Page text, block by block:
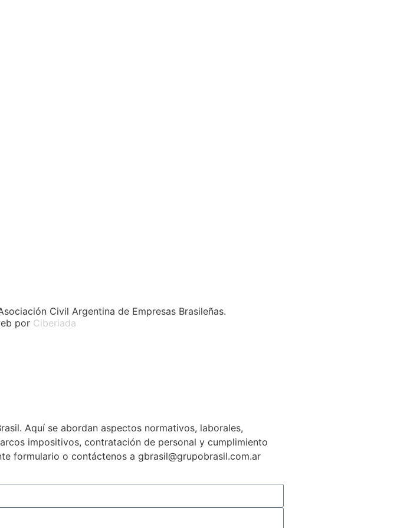
Civil Argentina de Empresas Brasileñas.
por Ciberiada
Aquí se abordan aspectos normativos, laborales,
impositivos, contratación de personal y cumplimiento
formulario o contáctenos a gbrasil@grupobrasil.com.ar